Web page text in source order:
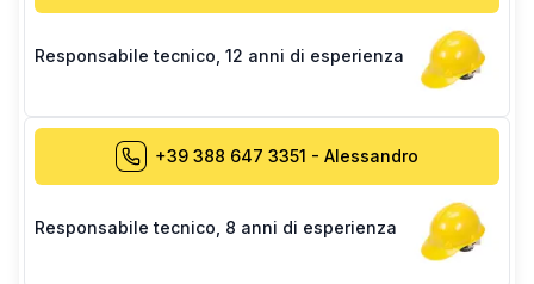
Responsabile tecnico 12 anni di esperienza
+39 388 647 3351 - Alessandro
Responsabile tecnico 8 anni di esperienza